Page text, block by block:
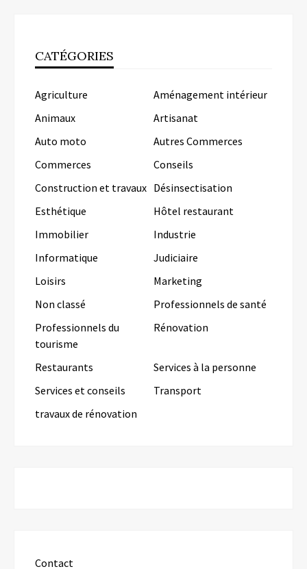
CATÉGORIES
Agriculture
Aménagement intérieur
Animaux
Artisanat
Auto moto
Autres Commerces
Commerces
Conseils
Construction et travaux Désinsectisation
Esthétique
Hôtel restaurant
Immobilier
Industrie
Informatique
Judiciaire
Loisirs
Marketing
Non classé
Professionnels de santé
Professionnels du
tourisme
Rénovation
Restaurants
Services à la personne
Services et conseils
Transport
travaux de rénovation
Contact